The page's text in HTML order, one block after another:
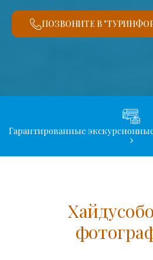
ПОЗВОНИТЕ В
Гарантированные